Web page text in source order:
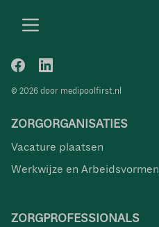
© 2026 door medipoolfirst.nl
ZORGORGANISATIES
Vacature plaatsen
Werkwijze en Arbeidsvormen
ZORGPROFESSIONALS